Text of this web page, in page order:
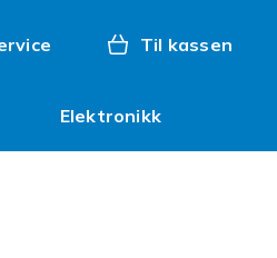
Til kassen
Elektronikk